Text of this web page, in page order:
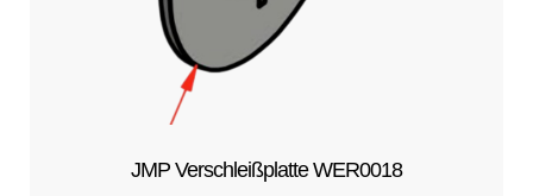
JMP Verschleißplatte WER0018